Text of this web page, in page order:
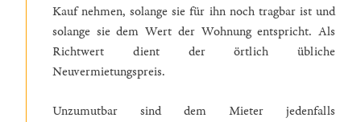
Kauf nehmen, solange sie für ihn noch tragbar ist und
solange sie dem Wert der Wohnung entspricht. Als
Richtwert dient der örtlich übliche
Neuvermietungspreis.
Unzumutbar sind dem Mieter jedenfalls